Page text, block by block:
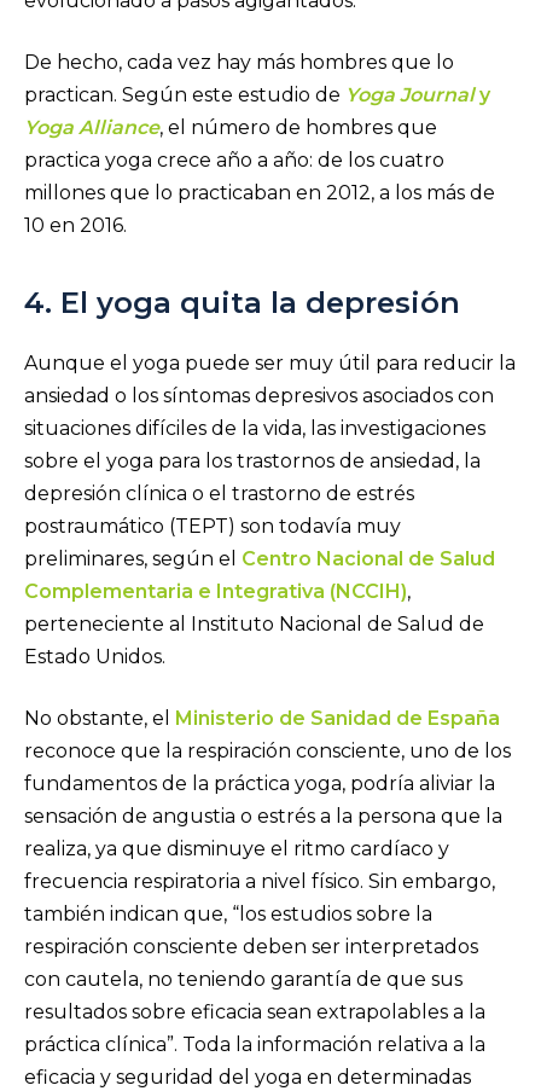
De hecho, cada vez hay más hombres que lo
practican. Según este estudio de Yoga Journaly
Yoga Alliance, el número de hombres que
practica yoga crece año a año: de los cuatro
millones que lo practicaban en 2012, a los más de
10 en 2016.
4. El yoga quita la depresión
Aunque el yoga puede ser muy útil para reducir la
ansiedad o los síntomas depresivos asociados con
situaciones difíciles de la vida, las investigaciones
sobre el yoga para los trastornos de ansiedad, la
depresión clínica o el trastorno de estrés
postraumático (TEPT) son todavía muy
preliminares, según el Centro Nacional de Salud
Complementaria e Integrativa (NCCIH),
perteneciente al Instituto Nacional de Salud de
Estado Unidos.
No obstante, el
Ministerio de Sanidad de España
reconoce que la respiración consciente, uno de los
fundamentos de la práctica yoga, podría aliviar la
sensación de angustia o estrés a la persona que la
realiza, ya que disminuye el ritmo cardíaco y
frecuencia respiratoria a nivel físico. Sin embargo,
también indican que, “los estudios sobre la
respiración consciente deben ser interpretados
con cautela, no teniendo garantía de que sus
resultados sobre eficacia sean extrapolables a la
práctica clínica”. Toda la información relativa a la
eficacia y seguridad del yoga en determinadas